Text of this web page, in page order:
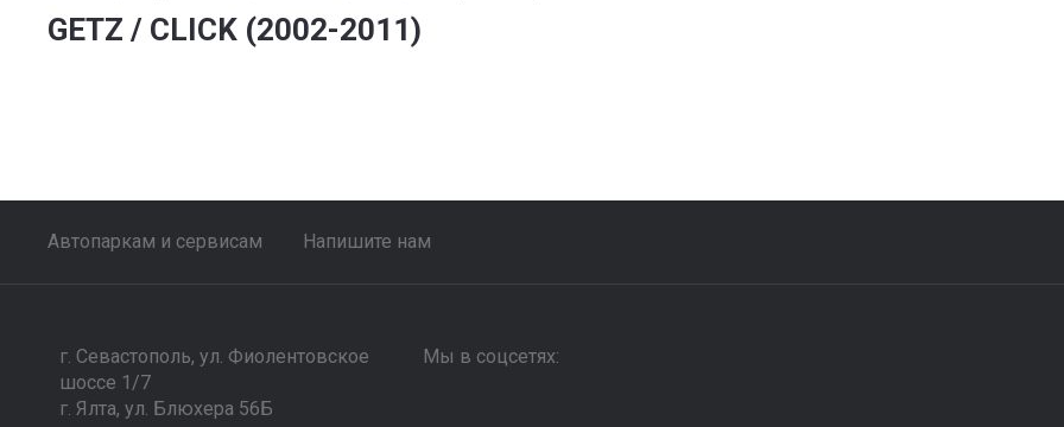
GETZ / CLICK (2002-2011)
Автопаркам и сервисам Напишите нам
г. Севастополь, ул. Фиолентовское
шоссе 1/7
г. Ялта, ул. Блюхера 56Б
Мы в соцсетях: